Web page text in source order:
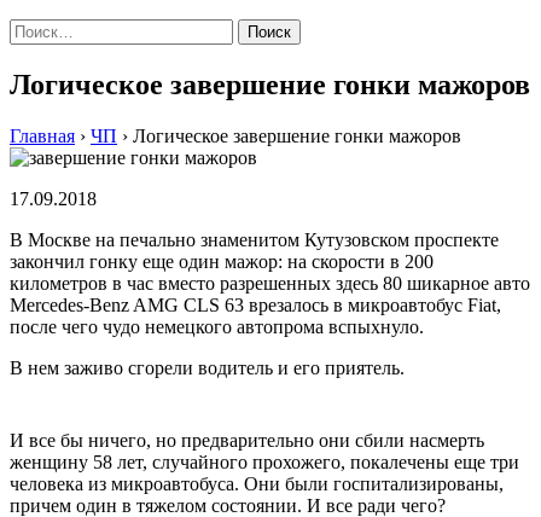
Найти:
Логическое завершение гонки мажоров
Главная › ЧП › Логическое завершение гонки мажоров
17.09.2018
В Москве на печально знаменитом Кутузовском проспекте
закончил гонку еще один мажор: на скорости в 200
километров в час вместо разрешенных здесь 80 шикарное авто
Mercedes-Benz AMG CLS 63 врезалось в микроавтобус Fiat,
после чего чудо немецкого автопрома вспыхнуло.
В нем заживо сгорели водитель и его приятель.
И все бы ничего, но предварительно они сбили насмерть
женщину 58 лет, случайного прохожего, покалечены еще три
человека из микроавтобуса. Они были госпитализированы,
причем один в тяжелом состоянии. И все ради чего?